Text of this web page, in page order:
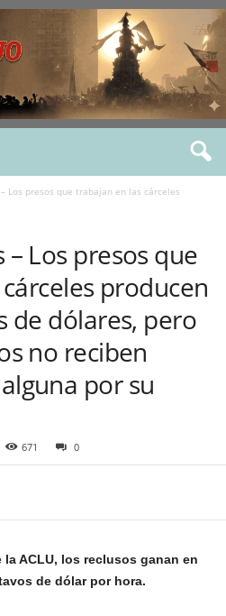
Los presos que trabajan en las cárceles
– Los presos que
producen
de dólares, pero
no reciben
por su
671 0
ACLU, los reclusos ganan en
de dólar por hora.